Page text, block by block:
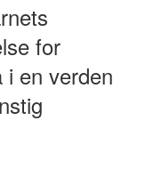
for
i en verden